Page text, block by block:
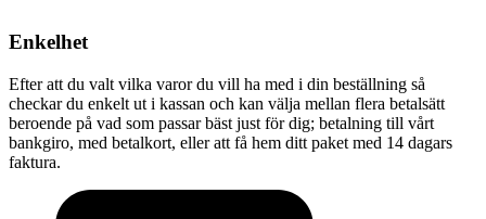
Enkelhet
Efter att du valt vilka varor du vill ha med i din beställning så
checkar du enkelt ut i kassan och kan välja mellan flera betalsätt
beroende på vad som passar bäst just för dig; betalning till vårt
bankgiro, med betalkort, eller att få hem ditt paket med 14 dagars
faktura.